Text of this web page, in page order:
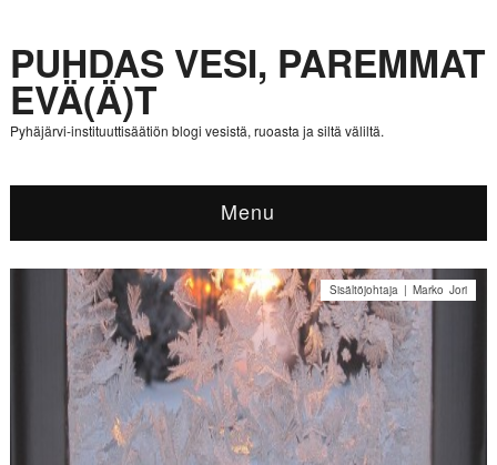
PUHDAS VESI, PAREMMAT
EVÄ(Ä)T
Pyhäjärvi-instituuttisäätiön blogi vesistä, ruoasta ja siltä väliltä.
Menu
Sisältöjohtaja | Marko Jori